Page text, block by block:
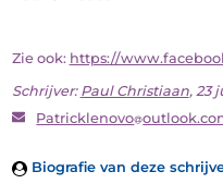
Zie ook: https://
Schrijver: Paul Christiaan, 23
Patricklenovo
Biografie van deze